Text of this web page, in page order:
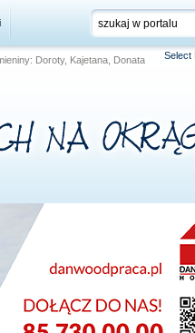
Doroty, Kajetana, Donata Select